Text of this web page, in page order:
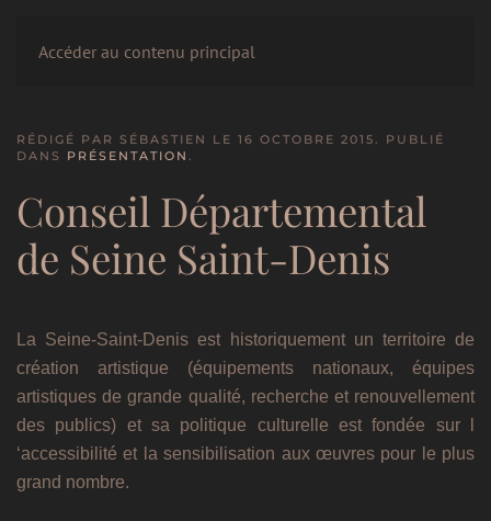
Accéder au contenu principal
LE CERCLE
RÉDIGÉ PAR SÉBASTIEN LE 16 OCTOBRE 2015. PUBLIÉ
DANS PRÉSENTATION .
Conseil Départemental
de Seine Saint-Denis
La Seine-Saint-Denis est historiquement un territoire de
création artistique (équipements nationaux, équipes
artistiques de grande qualité, recherche et renouvellement
des publics) et sa politique culturelle est fondée sur l
‘accessibilité et la sensibilisation aux œuvres pour le plus
grand nombre.